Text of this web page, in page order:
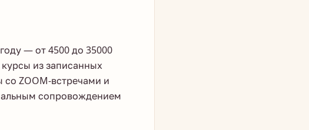
— от 4500 до 35000
из записанных
ZOOM-встречами и
сопровождением